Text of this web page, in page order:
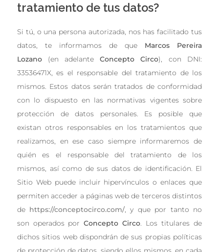
tratamiento de tus datos?
Si tú, o una persona autorizada, nos has facilitado tus
datos, te informamos de que Marcos Pereira
Lozano (en adelante Concepto Circo), con DNI:
33536471X, es el responsable del tratamiento de los
mismos. Estos datos serán tratados de conformidad
con lo dispuesto en las normativas vigentes sobre
protección de datos personales. Es posible que
existan otros responsables en los tratamientos que
realizamos, en ese caso siempre informaremos de
quién es el responsable del tratamiento de los
mismos, así como de sus datos de identificación. El
Sitio Web puede incluir hipervínculos o enlaces que
permiten acceder a páginas web de terceros distintos
de https://conceptocirco.com/, y que por tanto no
son operados por Concepto Circo. Los titulares de
dichos sitios web dispondrán de sus propias políticas